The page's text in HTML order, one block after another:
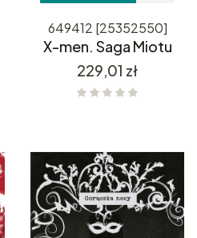
649412 [25352550]
X-men. Saga Miotu
Cena
229,01 zł